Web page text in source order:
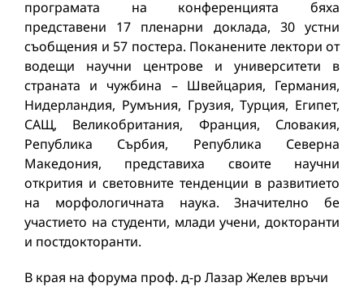
програмата на конференцията бяха
представени 17 пленарни доклада, 30 устни
съобщения и 57 постера. Поканените лектори от
водещи научни центрове и университети в
страната и чужбина – Швейцария, Германия,
Нидерландия, Румъния, Грузия, Турция, Египет,
САЩ, Великобритания, Франция, Словакия,
Република Сърбия, Република Северна
Македония, представиха своите научни
открития и световните тенденции в развитието
на морфологичната наука. Значително бе
участието на студенти, млади учени, докторанти
и постдокторанти.
В края на форума проф. д-р Лазар Желев връчи